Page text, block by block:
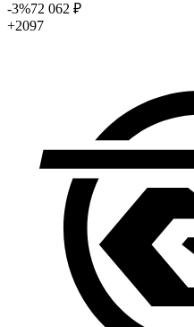
-3%72 062 ₽
+2097